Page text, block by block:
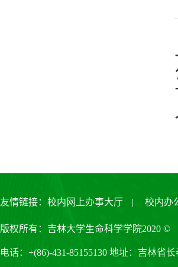
友情链接： 校内网上办事大厅 | 校内办
版权所有：吉林大学生命科学学院2020 ©
电话：+(86)-431-85155130 地址：吉林省